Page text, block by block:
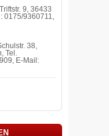
9, 36433
0175/9360711,
38,
Tel.
E-Mail: